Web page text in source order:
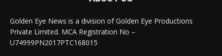
Golden Eye News is a division of Golden Eye Productions
Private Limited. MCA Registration No –
U74999PN2017PTC168015